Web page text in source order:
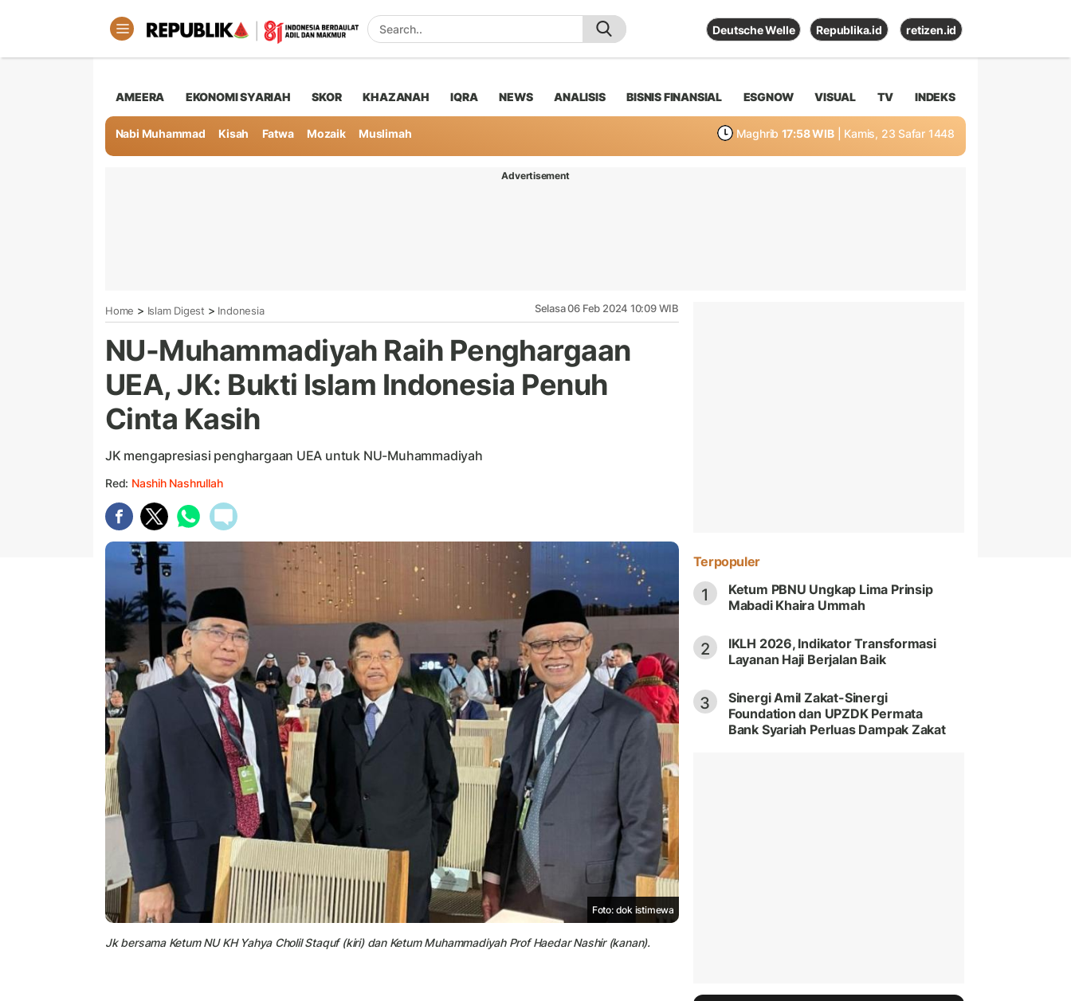
Deutsche Welle Republika.id retizen.id
AMEERA EKONOMI SYARIAH SKOR KHAZANAH IQRA NEWS ANALISIS BISNIS FINANSIAL ESGNOW VISUAL TV INDEKS
Nabi Muhammad Kisah Fatwa Mozaik Muslimah Maghrib 17:58 WIB | Kamis, 23 Safar 1448
Advertisement
Home > Islam Digest > Indonesia Selasa 06 Feb 2024 10:09 WIB
NU-Muhammadiyah Raih Penghargaan
UEA, JK: Bukti Islam Indonesia Penuh
Cinta Kasih
JK mengapresiasi penghargaan UEA untuk NU-Muhammadiyah
Red: Nashih Nashrullah
Foto: dok istimewa
Jk bersama Ketum NU KH Yahya Cholil Staquf (kiri) dan Ketum Muhammadiyah Prof Haedar Nashir (kanan).
Terpopuler
1
Ketum PBNU Ungkap Lima Prinsip
Mabadi Khaira Ummah
2
IKLH 2026, Indikator Transformasi
Layanan Haji Berjalan Baik
3
Sinergi Amil Zakat-Sinergi
Foundation dan UPZDK Permata
Bank Syariah Perluas Dampak Zakat